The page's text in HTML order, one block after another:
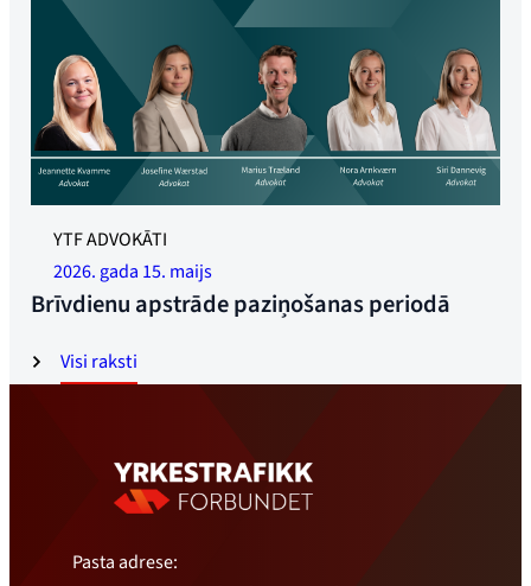
Visi raksti
YTF ADVOKĀTI
2026. gada 15. maijs
Brīvdienu apstrāde paziņošanas periodā
Pasta adrese: